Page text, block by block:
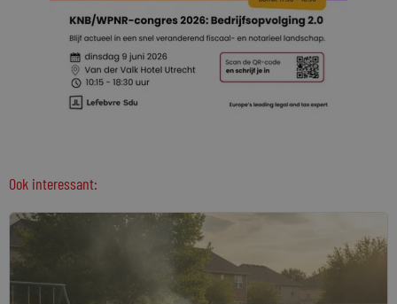
Ook interessant: